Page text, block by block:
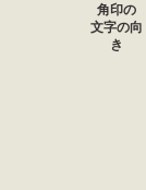
角印の
文字の向
き